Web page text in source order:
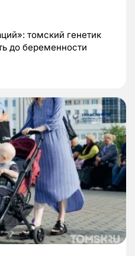
томский генетик
до беременности